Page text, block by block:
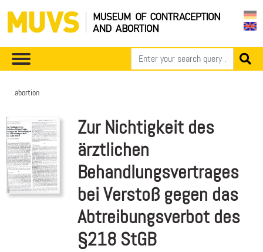
abortion
Zur Nichtigkeit des
ärztlichen
Behandlungsvertrages
bei Verstoß gegen das
Abtreibungsverbot des
§218 StGB